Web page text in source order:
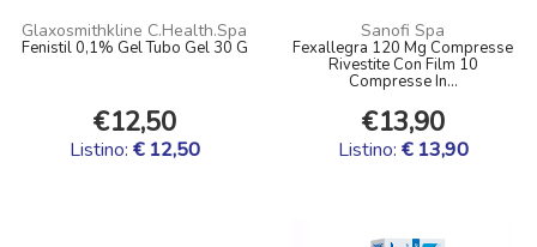
Glaxosmithkline C.Health.Spa
Fenistil 0,1% Gel Tubo Gel 30 G
€12,50
Listino: € 12,50
Sanofi Spa
Fexallegra 120 Mg Compresse
Rivestite Con Film 10
Compresse In...
€13,90
Listino: € 13,90